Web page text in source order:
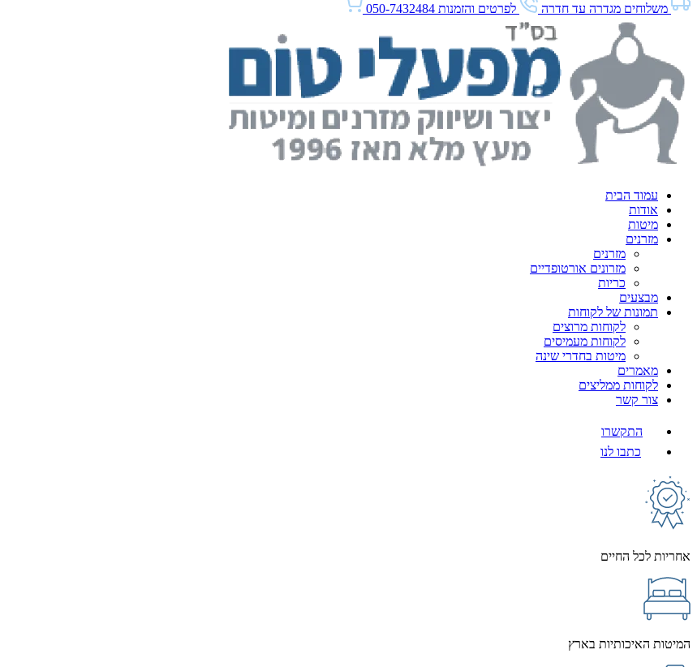
משלוחים מגדרה עד חדרה
לפרטים והזמנות 050-7432484
עמוד הבית
אודות
מיטות
מזרנים
מזרנים
מזרונים אורטופדיים
כריות
מבצעים
תמונות של לקוחות
לקוחות מרוצים
לקוחות מעמיסים
מיטות בחדרי שינה
מאמרים
לקוחות ממליצים
צור קשר
התקשרו
כתבו לנו
אחריות לכל החיים
המיטות האיכותיות בארץ